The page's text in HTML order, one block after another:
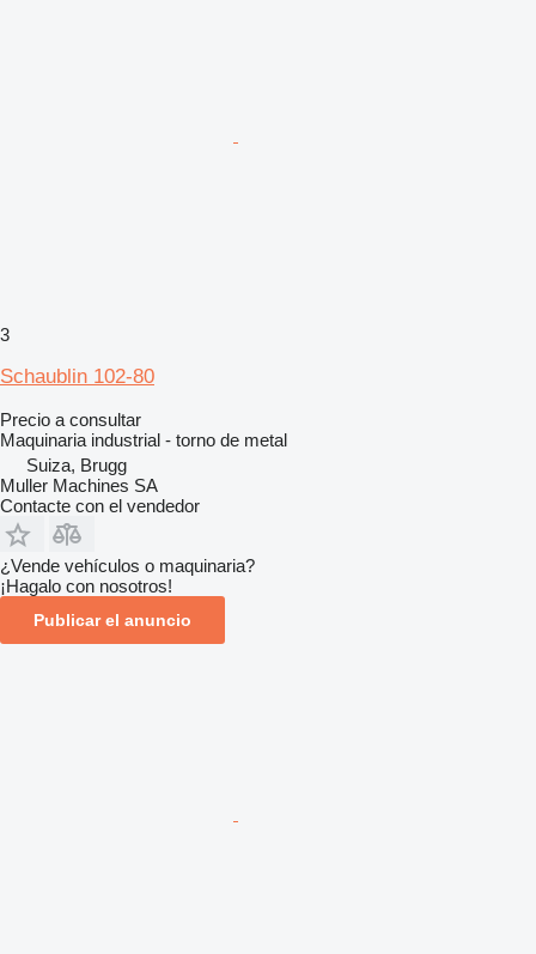
3
Schaublin 102-80
Precio a consultar
Maquinaria industrial - torno de metal
Suiza, Brugg
Muller Machines SA
Contacte con el vendedor
¿Vende vehículos o maquinaria?
¡Hagalo con nosotros!
Publicar el anuncio